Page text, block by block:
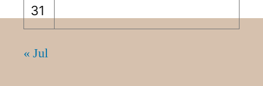
31
« Jul